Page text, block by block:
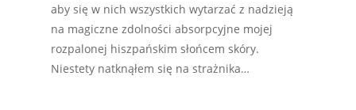
aby się w nich wszystkich wytarzać z nadzieją
na magiczne zdolności absorpcyjne mojej
rozpalonej hiszpańskim słońcem skóry.
Niestety natknąłem się na strażnika…